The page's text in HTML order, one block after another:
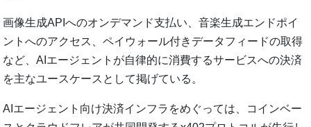
画像生成APIへのオンデマンド支払い、音楽生成エンドポイ
ントへのアクセス、ペイウォール付きデータフィードの取得
など、AIエージェントが自律的に消費するサービスへの決済
を主なユースケースとして掲げている。
AIエージェント向け決済インフラをめぐっては、コインベー